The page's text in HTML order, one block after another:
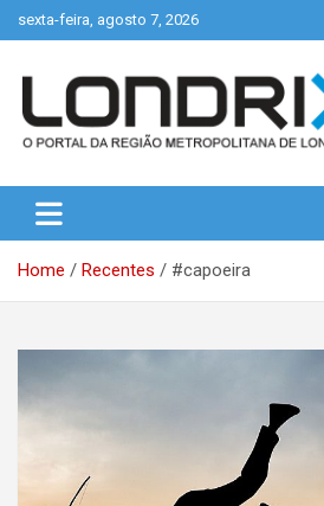
to
sexta-feira, agosto 7, 2026
Londrix
Home Recentes #capoeira